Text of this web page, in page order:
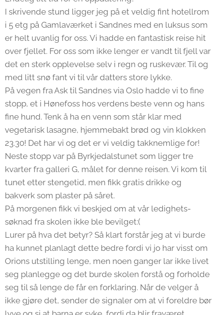
I skrivende stund ligger jeg på et veldig fint hotellrom
i 5 etg på Gamlaværket i Sandnes med en luksus som
er helt uvanlig for oss. Vi hadde en fantastisk reise hit
over fjellet. For oss som ikke lenger er vandt til fjell var
det en sterk opplevelse selv i regn og ruskevær. Til og
med litt snø fant vi til vår datters store lykke.
På vegen fra Ask til Sandnes via Oslo hadde vi to fine
stopp, et i Hønefoss hos verdens beste venn og hans
fine hund. Tenk å ha en venn som står klar med
vegetarisk lasagne, hjemmebakt brød og vin klokken
23.30! Det har vi og det er vi veldig takknemlige for!
Neste stopp var på Byrkjedalstunet som ligger tre
kvarter fra galleri G, målet for denne reisen. Vi kom til
tunet etter stengetid, men fikk gratis drikke og
bakverk som plaster på såret.
På morgenen fikk vi beskjed om at vår ledighets-
søknad fra skolen ikke ble bevilget:(
Lurer på hva det betyr? Så klart forstår jeg at vi burde
ha kunnet planlagt dette bedre fordi vi jo har visst om
Orions utstilling lenge, men noen ganger lar ikke livet
seg planlegge og det burde skolen forstå og forholde
seg til så lenge de får en forklaring. Når de velger å
ikke gjøre det, sender de signaler om at vi foreldre bør